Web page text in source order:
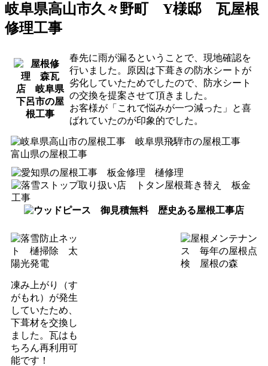
岐阜県高山市久々野町 Y様邸 瓦屋根
修理工事
春先に雨が漏るということで、現地確認を
行いました。原因は下葺きの防水シートが
劣化していたためでしたので、防水シート
の交換を提案させて頂きました。
お客様が「これで悩みが一つ減った」と喜
ばれていたのが印象的でした。
凍み上がり（す
がもれ）が発生
していたため、
下葺材を交換し
ました。瓦はも
ちろん再利用可
能です！